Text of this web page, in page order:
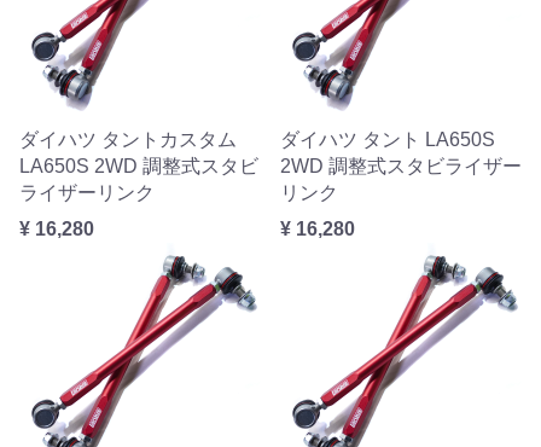
ダイハツ タントカスタム
LA650S 2WD 調整式スタビ
ライザーリンク
¥ 16,280
ダイハツ タント LA650S
2WD 調整式スタビライザー
リンク
¥ 16,280